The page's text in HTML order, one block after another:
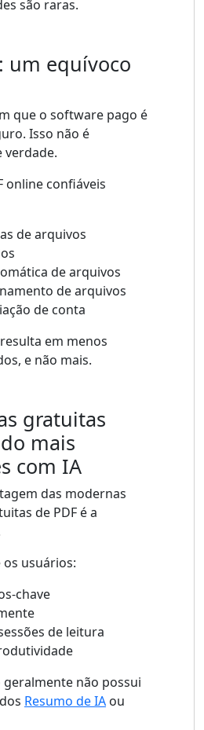
são raras.
um equívoco
que o software pago é
Isso não é
verdade.
online confiáveis
de arquivos
de arquivos
de arquivos
de conta
em menos
e não mais.
gratuitas
mais
com IA
das modernas
de PDF é a
usuários:
chave
de leitura
não possui
Resumo de IA ou